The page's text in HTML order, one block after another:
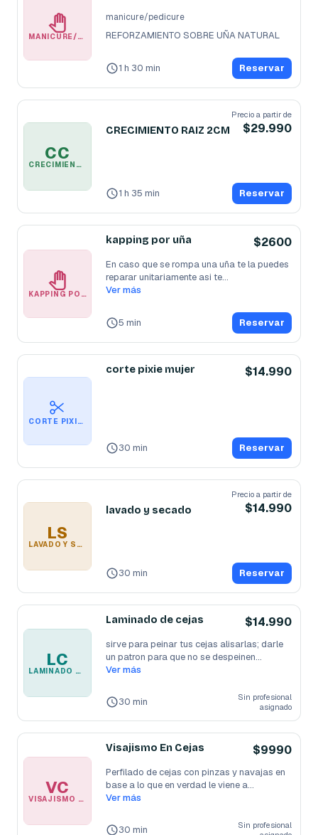
MANICURE/PEDICURE
manicure/pedicure
REFORZAMIENTO SOBRE UÑA NATURAL
1 h 30 min Reservar
CC
CRECIMIENTO RAIZ 2CM
CRECIMIENTO RAIZ 2CM
Precio a partir de
$29.990
1 h 35 min Reservar
KAPPING POR UÑA
kapping por uña $2600
En caso que se rompa una uña te la puedes
reparar unitariamente asi te...
Ver más
5 min Reservar
CORTE PIXIE MUJER
corte pixie mujer $14.990
30 min Reservar
LS
LAVADO Y SECADO
lavado y secado
Precio a partir de
$14.990
30 min Reservar
LC
LAMINADO DE CEJAS
Laminado de cejas $14.990
sirve para peinar tus cejas alisarlas; darle
un patron para que no se despeinen...
Ver más
30 min
Sin profesional
asignado
VC
VISAJISMO EN CEJAS
Visajismo En Cejas $9990
Perfilado de cejas con pinzas y navajas en
base a lo que en verdad le viene a...
Ver más
30 min
Sin profesional